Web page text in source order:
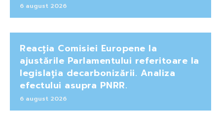
6 august 2026
Reacția Comisiei Europene la
ajustările Parlamentului referitoare la
legislația decarbonizării. Analiza
efectului asupra PNRR.
6 august 2026